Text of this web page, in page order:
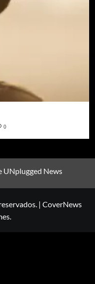
0
UNplugged News
| CoverNews